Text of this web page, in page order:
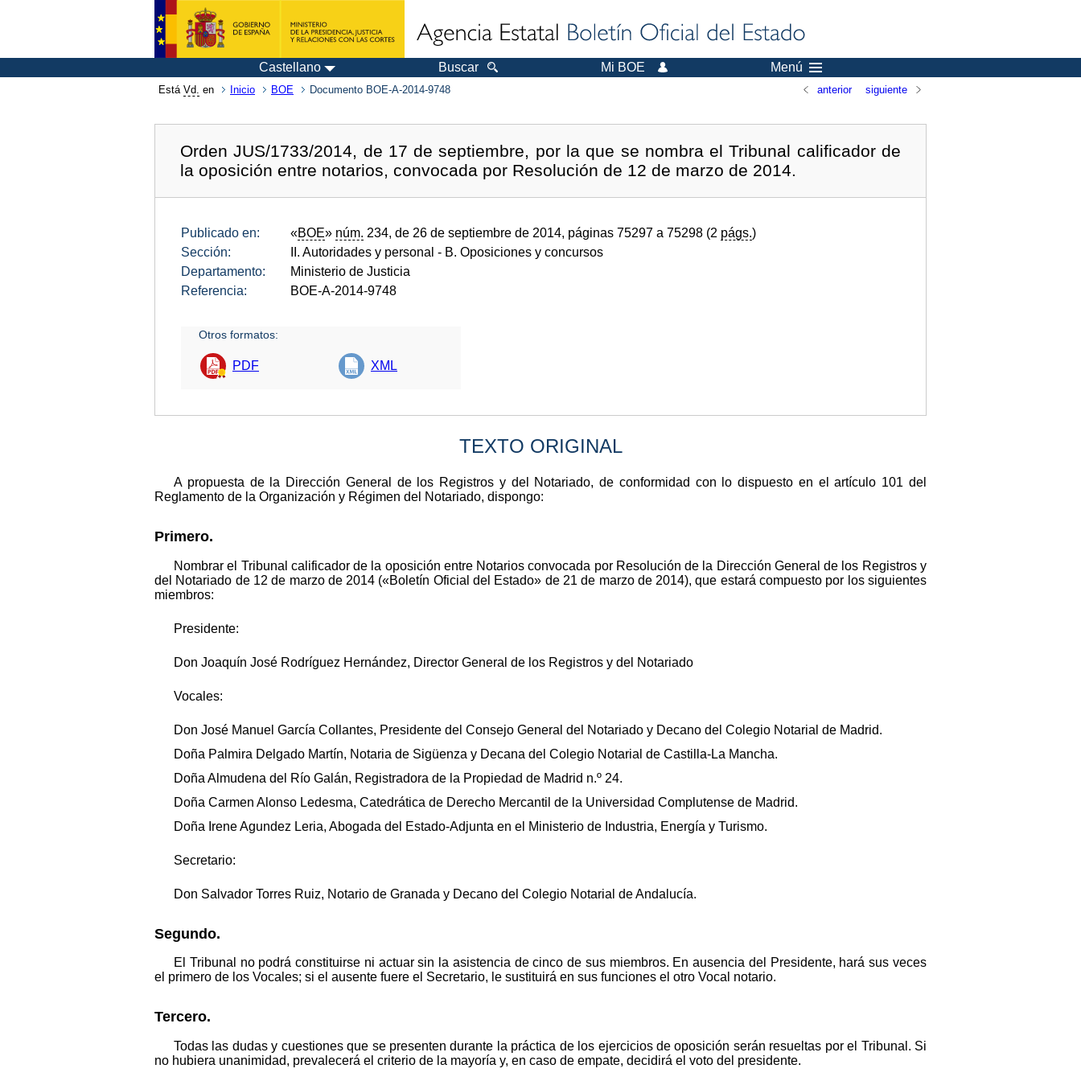
Castellano Buscar Mi BOE Menú
Está Vd. en Inicio BOE Documento BOE-A-2014-9748 anterior siguiente
Orden JUS/1733/2014, de 17 de septiembre, por la que se nombra el Tribunal calificador de
la oposición entre notarios, convocada por Resolución de 12 de marzo de 2014.
Publicado en: «BOE» núm. 234, de 26 de septiembre de 2014, páginas 75297 a 75298 (2 págs.)
Sección:
II. Autoridades y personal - B. Oposiciones y concursos
Departamento:
Ministerio de Justicia
Referencia:
BOE-A-2014-9748
Otros formatos:
PDF XML
TEXTO ORIGINAL
A propuesta de la Dirección General de los Registros y del Notariado, de conformidad con lo dispuesto en el artículo 101 del
Reglamento de la Organización y Régimen del Notariado, dispongo:
Primero.
Nombrar el Tribunal calificador de la oposición entre Notarios convocada por Resolución de la Dirección General de los Registros y
del Notariado de 12 de marzo de 2014 («Boletín Oficial del Estado» de 21 de marzo de 2014), que estará compuesto por los siguientes
miembros:
Presidente:
Don Joaquín José Rodríguez Hernández, Director General de los Registros y del Notariado
Vocales:
Don José Manuel García Collantes, Presidente del Consejo General del Notariado y Decano del Colegio Notarial de Madrid.
Doña Palmira Delgado Martín, Notaria de Sigüenza y Decana del Colegio Notarial de Castilla-La Mancha.
Doña Almudena del Río Galán, Registradora de la Propiedad de Madrid n.º 24.
Doña Carmen Alonso Ledesma, Catedrática de Derecho Mercantil de la Universidad Complutense de Madrid.
Doña Irene Agundez Leria, Abogada del Estado-Adjunta en el Ministerio de Industria, Energía y Turismo.
Secretario:
Don Salvador Torres Ruiz, Notario de Granada y Decano del Colegio Notarial de Andalucía.
Segundo.
El Tribunal no podrá constituirse ni actuar sin la asistencia de cinco de sus miembros. En ausencia del Presidente, hará sus veces
el primero de los Vocales; si el ausente fuere el Secretario, le sustituirá en sus funciones el otro Vocal notario.
Tercero.
Todas las dudas y cuestiones que se presenten durante la práctica de los ejercicios de oposición serán resueltas por el Tribunal. Si
no hubiera unanimidad, prevalecerá el criterio de la mayoría y, en caso de empate, decidirá el voto del presidente.